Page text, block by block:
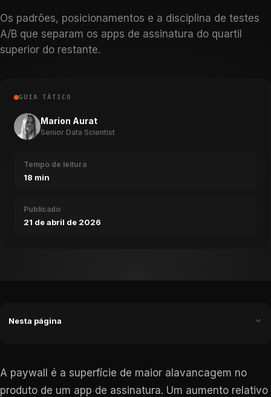
Os padrões, posicionamentos e a disciplina de testes
A/B que separam os apps de assinatura do quartil
superior do restante.
GUIA TÁTICO
Marion Aurat
Senior Data Scientist
Tempo de leitura
18 min
Publicado
21 de abril de 2026
Nesta página
A paywall é a superfície de maior alavancagem no
produto de um app de assinatura. Um aumento relativo